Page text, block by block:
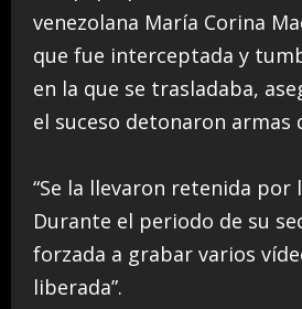
venezolana María Corina
que fue interceptada y
en la que se trasladaba,
el suceso detonaron armas
“Se la llevaron retenida por
Durante el periodo de su
forzada a grabar varios
liberada”.